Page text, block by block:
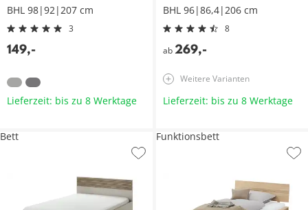
BHL 98|92|207 cm
3
149,-
Lieferzeit: bis zu 8 Werktage
BHL 96|86,4|206 cm
8
ab 269,-
Weitere Varianten
Lieferzeit: bis zu 8 Werktage
Bett Funktionsbett